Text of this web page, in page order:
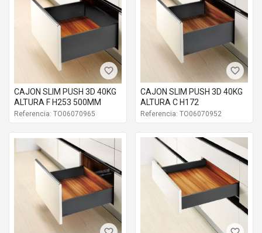
favorite_border
CAJON SLIM PUSH 3D 40KG
ALTURA F H253 500MM
Referencia: TO06070965
favorite_border
CAJON SLIM PUSH 3D 40KG
ALTURA C H172
Referencia: TO06070952